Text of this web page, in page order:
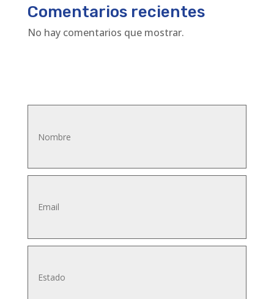
Comentarios recientes
No hay comentarios que mostrar.